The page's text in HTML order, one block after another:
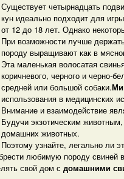
Существует четырнадцать
кун идеально подходит для
от 12 до 18 лет. Однако
При возможности лучше
породу выращивают как в
Эта маленькая волосатая
коричневого, черного и черно-
средней или большой собаки.
использования в медицинских
Внимание и взаимодействие
Будучи экзотическим
домашних животных.
Поэтому узнайте, легально ли
любимую породу свиней
свой дом с домашними